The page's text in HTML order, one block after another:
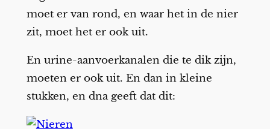
moet er van rond, en waar het in de nier
zit, moet het er ook uit.
En urine-aanvoerkanalen die te dik zijn,
moeten er ook uit. En dan in kleine
stukken, en dna geeft dat dit: